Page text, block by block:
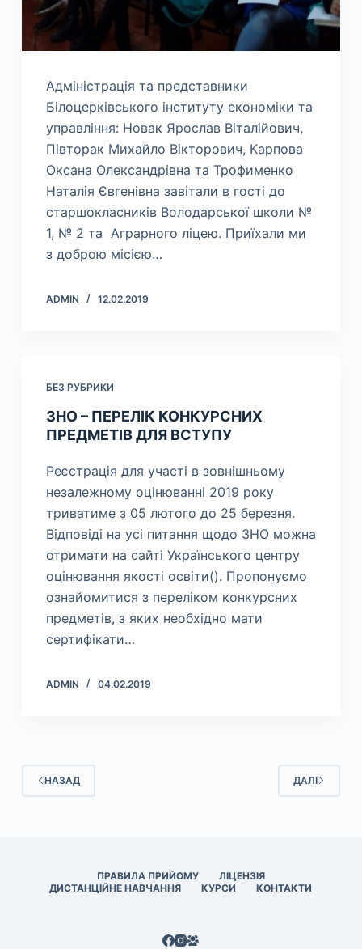
Адміністрація та представники
Білоцерківського інституту економіки та
управління: Новак Ярослав Віталійович,
Півторак Михайло Вікторович, Карпова
Оксана Олександрівна та Трофименко
Наталія Євгенівна завітали в гості до
старшокласників Володарської школи №
1, № 2 та Аграрного ліцею. Приїхали ми
з доброю місією…
ADMIN 12.02.2019
БЕЗ РУБРИКИ
ЗНО – ПЕРЕЛІК КОНКУРСНИХ
ПРЕДМЕТІВ ДЛЯ ВСТУПУ
Реєстрація для участі в зовнішньому
незалежному оцінюванні 2019 року
триватиме з 05 лютого до 25 березня.
Відповіді на усі питання щодо ЗНО можна
отримати на сайті Українського центру
оцінювання якості освіти(). Пропонуємо
ознайомитися з переліком конкурсних
предметів, з яких необхідно мати
сертифікати…
ADMIN 04.02.2019
НАЗАД ДАЛІ
ПРАВИЛА ПРИЙОМУ
ЛІЦЕНЗІЯ
ДИСТАНЦІЙНЕ НАВЧАННЯ
КУРСИ КОНТАКТИ